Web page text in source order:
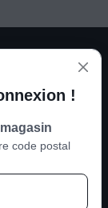
!
code postal